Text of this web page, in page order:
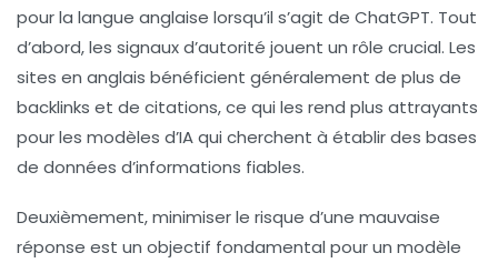
pour la langue anglaise lorsqu’il s’agit de ChatGPT. Tout
d’abord, les signaux d’autorité jouent un rôle crucial. Les
sites en anglais bénéficient généralement de plus de
backlinks et de citations, ce qui les rend plus attrayants
pour les modèles d’IA qui cherchent à établir des bases
de données d’informations fiables.
Deuxièmement, minimiser le risque d’une mauvaise
réponse est un objectif fondamental pour un modèle